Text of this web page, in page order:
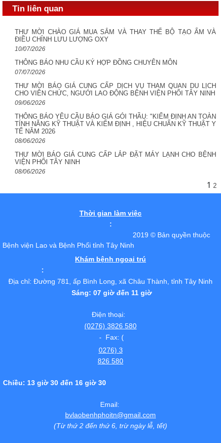
Tin liên quan
THƯ MỜI CHÀO GIÁ MUA SẮM VÀ THAY THẾ BỘ TẠO ẨM VÀ
ĐIỀU CHỈNH LƯU LƯỢNG OXY
10/07/2026
THÔNG BÁO NHU CẦU KÝ HỢP ĐỒNG CHUYÊN MÔN
07/07/2026
THƯ MỜI BÁO GIÁ CUNG CẤP DỊCH VỤ THAM QUAN DU LỊCH
CHO VIÊN CHỨC, NGƯỚI LAO ĐỘNG BỆNH VIỆN PHỔI TÂY NINH
09/06/2026
THÔNG BÁO YÊU CẦU BÁO GIÁ GÓI THẦU: "KIỂM ĐỊNH AN TOÀN
TÍNH NĂNG KỸ THUẬT VÀ KIỂM ĐỊNH , HIỆU CHUẨN KỸ THUẬT Y
TẾ NĂM 2026
08/06/2026
THƯ MỜI BÁO GIÁ CUNG CẤP LẮP ĐẶT MÁY LẠNH CHO BỆNH
VIỆN PHỔI TÂY NINH
08/06/2026
1 2
Thời gian làm việc
:
2019 © Bản quyền thuộc
Bệnh viện Lao và Bệnh Phổi tỉnh Tây Ninh
Khám bệnh ngoại trú
:
Địa chỉ: Đường 781, ấp Bình Long, xã Châu Thành, tỉnh Tây Ninh
Sáng: 07 giờ đến 11 giờ
Điện thoại:
(0276) 3826 580
- Fax: (
0276) 3
826 580
Chiều: 13 giờ 30 đến 16 giờ 30
Email:
bvlaobenhphoitn@gmail.com
(Từ thứ 2 đến thứ 6, trừ ngày lễ, tết)